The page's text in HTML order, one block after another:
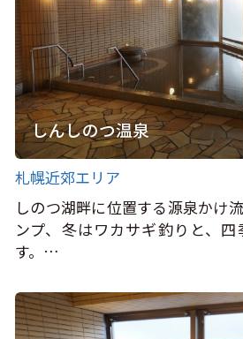
しんしのつ温泉
札幌近郊エリア
しのつ湖畔に位置する源泉かけ
ンプ、冬はワカサギ釣りと、
す。…